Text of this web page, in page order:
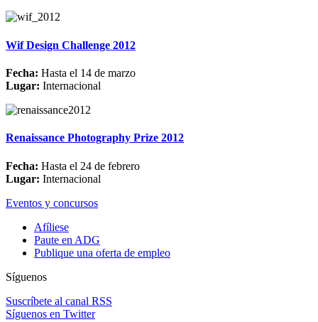
Wif Design Challenge 2012
Fecha: Hasta el 14 de marzo
Lugar: Internacional
Renaissance Photography Prize 2012
Fecha: Hasta el 24 de febrero
Lugar: Internacional
Eventos y concursos
Afíliese
Paute en ADG
Publique una oferta de empleo
Síguenos
Suscríbete al canal RSS
Síguenos en Twitter